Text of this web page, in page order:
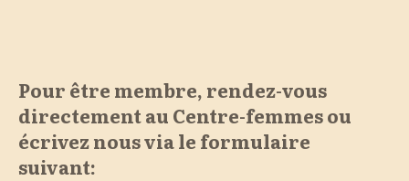
Pour être membre, rendez-vous
directement au Centre-femmes ou
écrivez nous via le formulaire
suivant: